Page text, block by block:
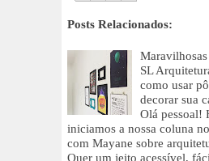
Posts Relacionados:
SL
como usar
decorar sua
Olá pessoal!
iniciamos a nossa coluna
com Mayane sobre
Quer um jeito acessível,